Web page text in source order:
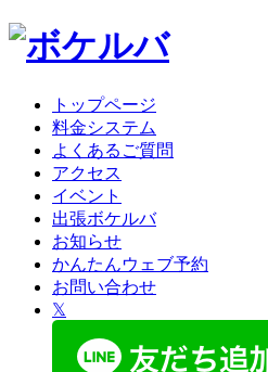
トップページ
料金システム
よくあるご質問
アクセス
イベント
出張ボケルバ
お知らせ
かんたんウェブ予約
お問い合わせ
𝕏